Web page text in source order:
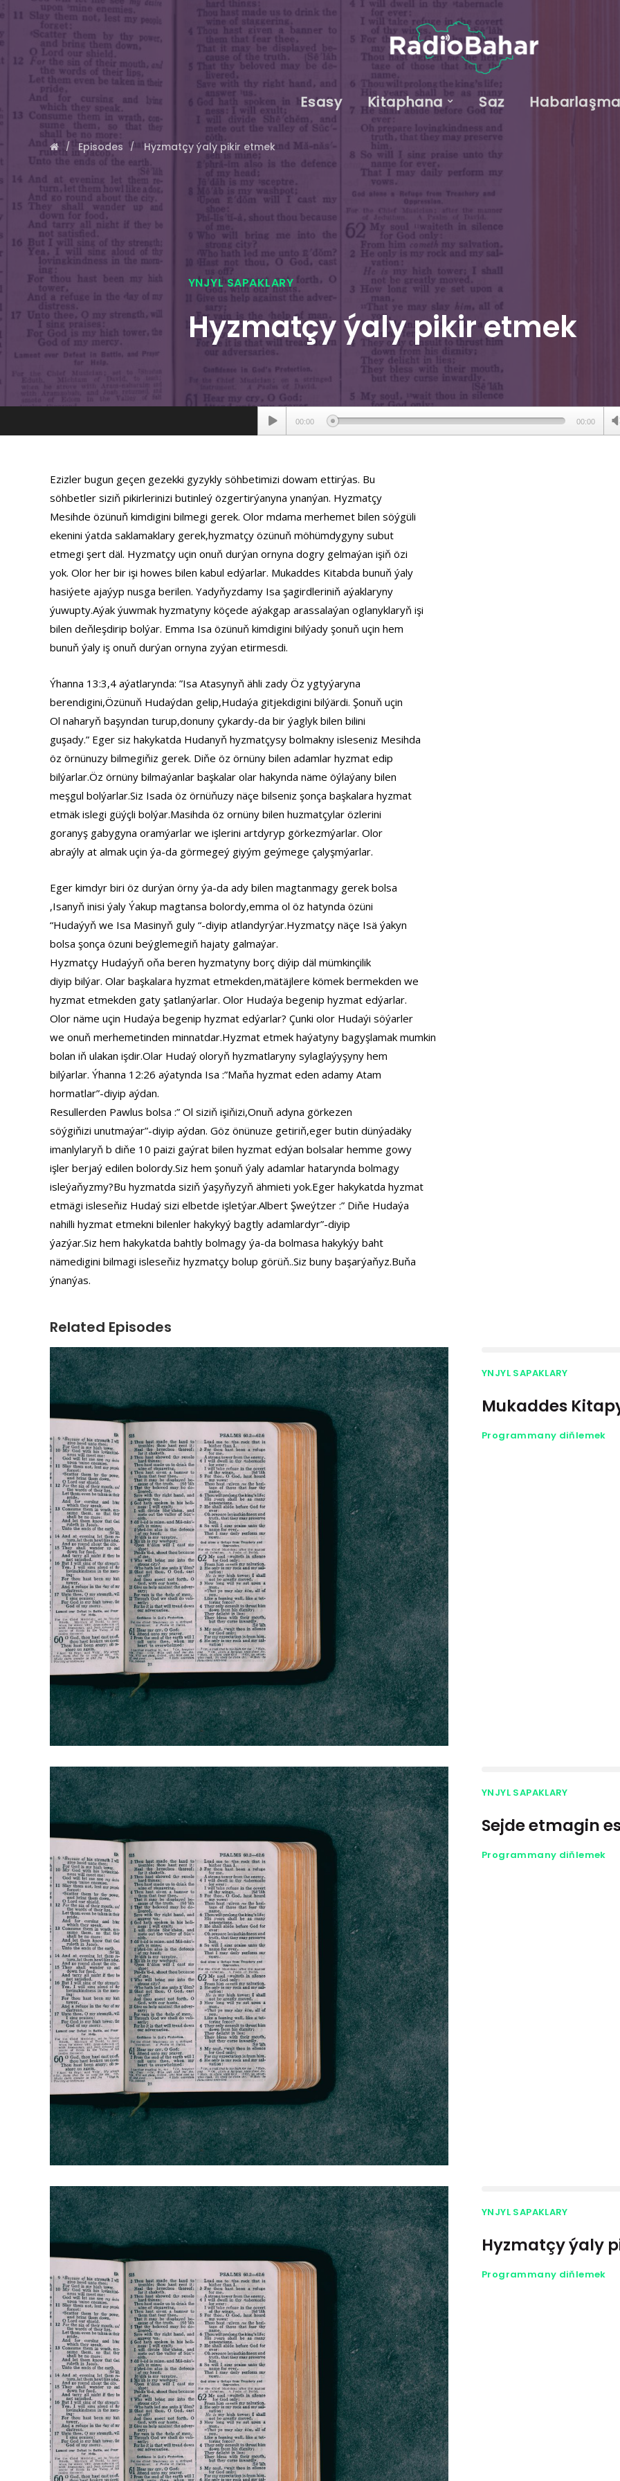
Esasy Kitaphana Saz
Episodes Hyzmatçy ýaly pikir etmek
YNJYL SAPAKLARY
Hyzmatçy ýaly pikir etmek
Аудиоплеер
00:00 00:00
Ezizler bugun geçen gezekki gyzykly söhbetimizi dowam ettirýas. Bu
söhbetler siziň pikirlerinizi butinleý özgertirýanyna ynanýan. Hyzmatçy
Mesihde özünuň kimdigini bilmegi gerek. Olor mdama merhemet bilen söýgüli
ekenini ýatda saklamaklary gerek,hyzmatçy özünuň möhümdygyny subut
etmegi şert däl. Hyzmatçy uçin onuň durýan ornyna dogry gelmaýan işiň özi
yok. Olor her bir işi howes bilen kabul edýarlar. Mukaddes Kitabda bunuň ýaly
hasiýete ajaýyp nusga berilen. Yadyňyzdamy Isa şagirdleriniň aýaklaryny
ýuwupty.Aýak ýuwmak hyzmatyny köçede aýakgap arassalaýan oglanyklaryň işi
bilen deňleşdirip bolýar. Emma Isa özünuň kimdigini bilýady şonuň uçin hem
bunuň ýaly iş onuň durýan ornyna zyýan etirmesdi.
Ýhanna 13:3,4 aýatlarynda: ”Isa Atasynyň ähli zady Öz ygtyýaryna
berendigini,Özünuň Hudaýdan gelip,Hudaýa gitjekdigini bilýärdi. Şonuň uçin
Ol naharyň başyndan turup,donuny çykardy-da bir ýaglyk bilen bilini
guşady.” Eger siz hakykatda Hudanyň hyzmatçysy bolmakny isleseniz Mesihda
öz örnünuzy bilmegiňiz gerek. Diňe öz örnüny bilen adamlar hyzmat edip
bilýarlar.Öz örnüny bilmaýanlar başkalar olar hakynda näme öýlaýany bilen
meşgul bolýarlar.Siz Isada öz örnüňuzy näçe bilseniz şonça başkalara hyzmat
etmäk islegi güýçli bolýar.Masihda öz ornüny bilen huzmatçylar özlerini
goranyş gabygyna oramýarlar we işlerini artdyryp görkezmýarlar. Olor
abraýly at almak uçin ýa-da görmegeý giyým geýmege çalyşmýarlar.
Eger kimdyr biri öz durýan örny ýa-da ady bilen magtanmagy gerek bolsa
,Isanyň inisi ýaly Ýakup magtansa bolordy,emma ol öz hatynda özüni
“Hudaýyň we Isa Masinyň guly “-diyip atlandyrýar.Hyzmatçy näçe Isä ýakyn
bolsa şonça özuni beýglemegiň hajaty galmaýar.
Hyzmatçy Hudaýyň oňa beren hyzmatyny borç diýip däl mümkinçilik
diyip bilýar. Olar başkalara hyzmat etmekden,mätäjlere kömek bermekden we
hyzmat etmekden gaty şatlanýarlar. Olor Hudaýa begenip hyzmat edýarlar.
Olor näme uçin Hudaýa begenip hyzmat edýarlar? Çunki olor Hudaýi söýarler
we onuň merhemetinden minnatdar.Hyzmat etmek haýatyny bagyşlamak mumkin
bolan iň ulakan işdir.Olar Hudaý oloryň hyzmatlaryny sylaglaýyşyny hem
bilýarlar. Ýhanna 12:26 aýatynda Isa :”Maňa hyzmat eden adamy Atam
hormatlar”-diyip aýdan.
Resullerden Pawlus bolsa :” Ol siziň işiňizi,Onuň adyna görkezen
söýgiňizi unutmaýar”-diyip aýdan. Göz önünuze getiriň,eger butin dünýadäky
imanlylaryň b diňe 10 paizi gaýrat bilen hyzmat edýan bolsalar hemme gowy
işler berjaý edilen bolordy.Siz hem şonuň ýaly adamlar hatarynda bolmagy
isleýaňyzmy?Bu hyzmatda siziň ýaşyňyzyň ähmieti yok.Eger hakykatda hyzmat
etmägi isleseňiz Hudaý sizi elbetde işletýar.Albert Şweýtzer :” Diňe Hudaýa
nahilli hyzmat etmekni bilenler hakykyý bagtly adamlardyr”-diyip
ýazýar.Siz hem hakykatda bahtly bolmagy ýa-da bolmasa hakykýy baht
nämedigini bilmagi isleseňiz hyzmatçy bolup görüň..Siz buny başarýaňyz.Buňa
ýnanýas.
Related Episodes
YNJYL SAPAKLARY
Mukaddes
Programmany diňlemek
YNJYL SAPAKLARY
Sejde etmagin
Programmany diňlemek
YNJYL SAPAKLARY
Hyzmatçy ýaly
Programmany diňlemek